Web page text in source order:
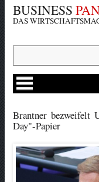
BUSINESS
DAS
Brantner bezweifelt
Day"-Papier